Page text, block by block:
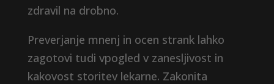
zdravil na drobno.
Preverjanje mnenj in ocen strank lahko
zagotovi tudi vpogled v zanesljivost in
kakovost storitev lekarne. Zakonita